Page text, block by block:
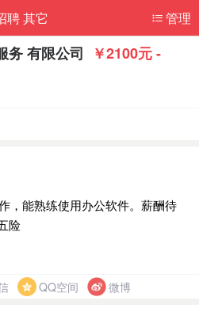
管理
聘 其它
务 有限公司 ￥2100元 -
，能熟练使用办公软件。薪酬待
险
QQ空间 微博